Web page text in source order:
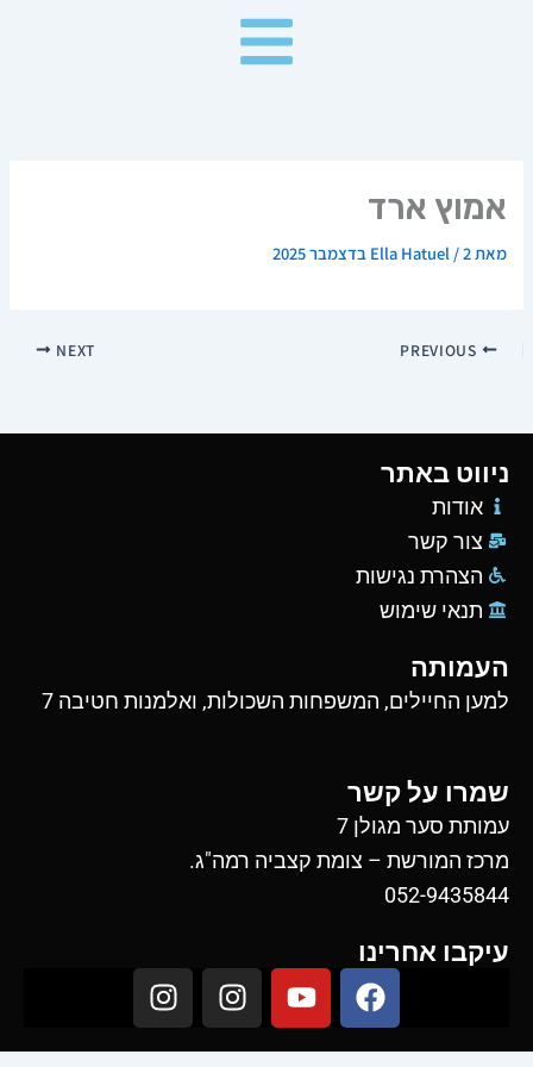
אמוץ ארד
מאת Ella Hatuel /2 בדצמבר 2025
NEXT
ניווט באתר
אודות
צור קשר
הצהרת נגישות
תנאי שימוש
העמותה
למען החיילים, המשפחות השכולות, ואלמנות חטיבה 7
שמרו על קשר
עמותת סער מגולן 7
מרכז המורשת – צומת קצביה רמה"ג.
052-9435844
עיקבו אחרינו
F
a
c
Y
o
u
I
n
s
I
n
s